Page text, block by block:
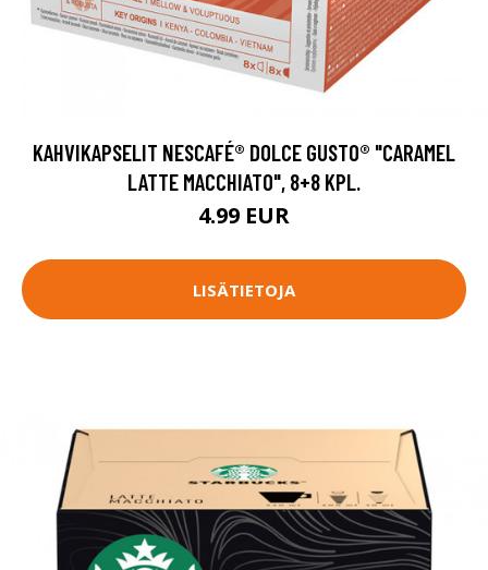
KAHVIKAPSELIT NESCAFÉ® DOLCE GUSTO® "CARAMEL
LATTE MACCHIATO", 8+8 KPL.
4.99 EUR
LISÄTIETOJA